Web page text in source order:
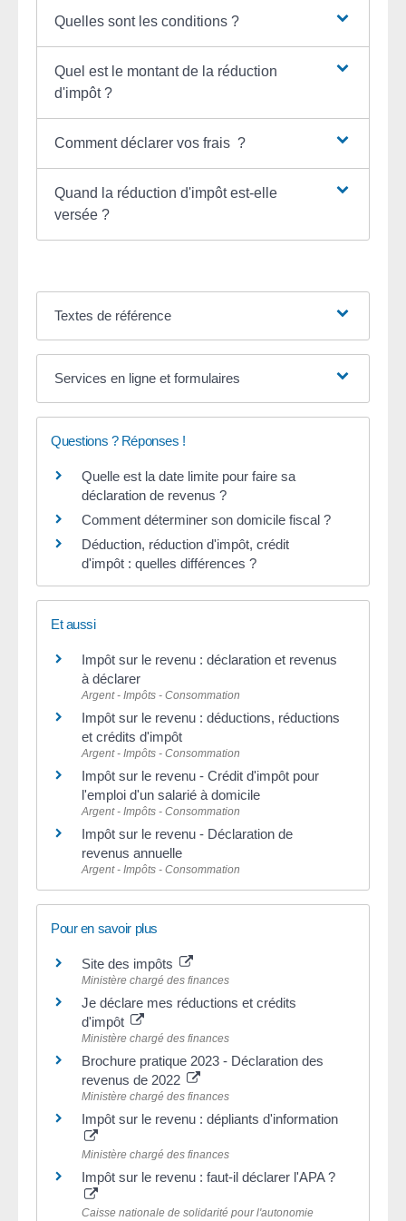
Quelles sont les conditions ?
Quel est le montant de la réduction
d'impôt ?
Comment déclarer vos frais ?
Quand la réduction d'impôt est-elle
versée ?
Textes de référence
Services en ligne et formulaires
Questions ? Réponses !
Quelle est la date limite pour faire sa
déclaration de revenus ?
Comment déterminer son domicile fiscal ?
Déduction, réduction d'impôt, crédit
d'impôt : quelles différences ?
Et aussi
Impôt sur le revenu : déclaration et revenus
à déclarer
Argent - Impôts - Consommation
Impôt sur le revenu : déductions, réductions
et crédits d'impôt
Argent - Impôts - Consommation
Impôt sur le revenu - Crédit d'impôt pour
l'emploi d'un salarié à domicile
Argent - Impôts - Consommation
Impôt sur le revenu - Déclaration de
revenus annuelle
Argent - Impôts - Consommation
Pour en savoir plus
Site des impôts
Ministère chargé des finances
Je déclare mes réductions et crédits
d'impôt
Ministère chargé des finances
Brochure pratique 2023 - Déclaration des
revenus de 2022
Ministère chargé des finances
Impôt sur le revenu : dépliants d'information
Ministère chargé des finances
Impôt sur le revenu : faut-il déclarer l'APA ?
Caisse nationale de solidarité pour l'autonomie